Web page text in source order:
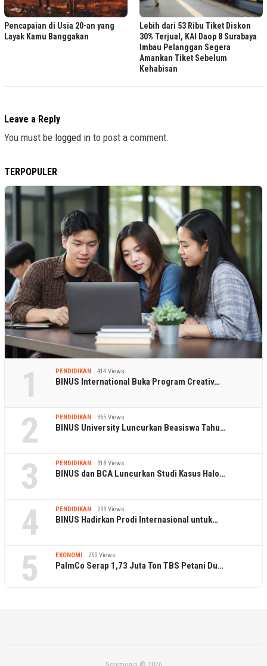
Pencapaian di Usia 20-an yang
Layak Kamu Banggakan
Lebih dari 53 Ribu Tiket Diskon
30% Terjual, KAI Daop 8 Surabaya
Imbau Pelanggan Segera
Amankan Tiket Sebelum
Kehabisan
Leave a Reply
You must be logged in to post a comment.
TERPOPULER
1 PENDIDIKAN 414 Views
BINUS International Buka Program Creativ…
2 PENDIDIKAN 365 Views
BINUS University Luncurkan Beasiswa Tahu…
3 PENDIDIKAN 318 Views
BINUS dan BCA Luncurkan Studi Kasus Halo…
4 PENDIDIKAN 293 Views
BINUS Hadirkan Prodi Internasional untuk…
5 EKONOMI 250 Views
PalmCo Serap 1,73 Juta Ton TBS Petani Du…